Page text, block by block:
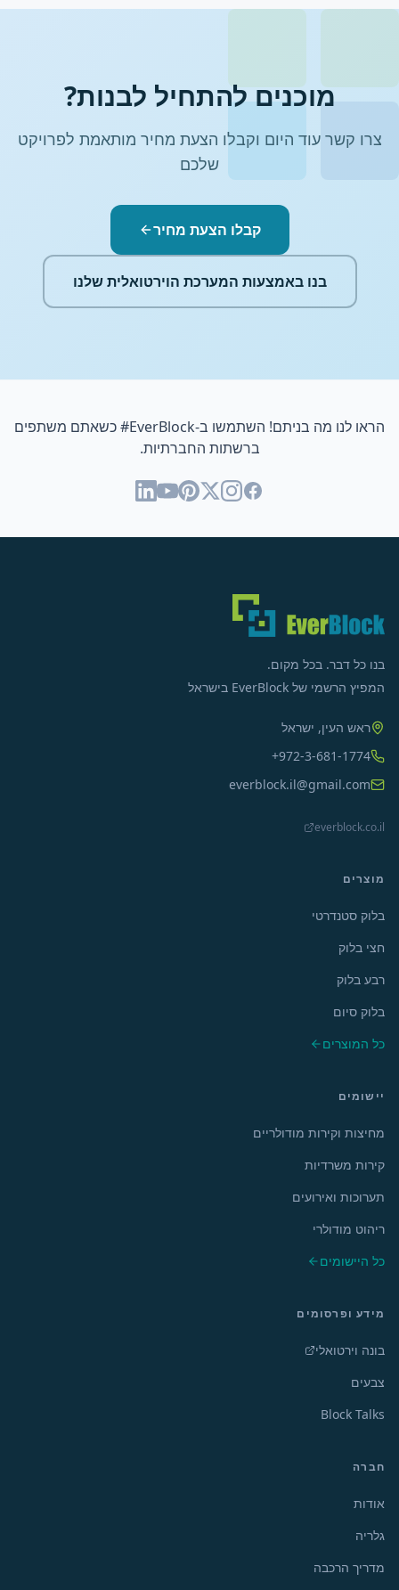
מוכנים להתחיל לבנות?
צרו קשר עוד היום וקבלו הצעת מחיר מותאמת לפרויקט
שלכם
קבלו הצעת מחיר
בנו באמצעות המערכת הוירטואלית שלנו
הראו לנו מה בניתם! השתמשו ב-#EverBlockכשאתם משתפים
ברשתות החברתיות.
בנו כל דבר. בכל מקום.
המפיץ הרשמי של EverBlock בישראל
ראש העין, ישראל
+972-3-681-1774
everblock.il@gmail.com
everblock.co.il
מוצרים
בלוק סטנדרטי
חצי בלוק
רבע בלוק
בלוק סיום
כל המוצרים
יישומים
מחיצות וקירות מודולריים
קירות משרדיות
תערוכות ואירועים
ריהוט מודולרי
כל היישומים
מידע ופרסומים
בונה וירטואלי
צבעים
Block Talks
חברה
אודות
גלריה
מדריך הרכבה